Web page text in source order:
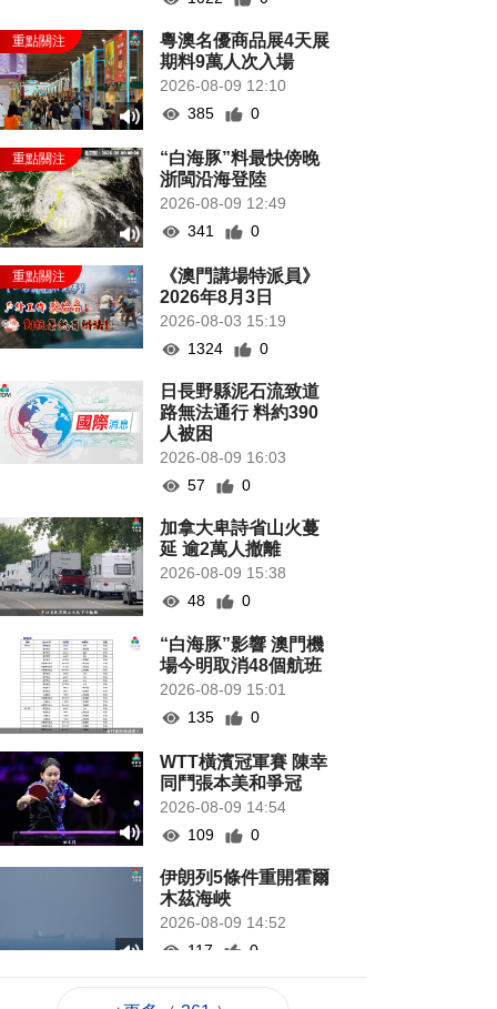
粵澳名優商品展4天展
期料9萬人次入場
2026-08-09 12:10
385
0
“白海豚”料最快傍晚
浙閩沿海登陸
2026-08-09 12:49
341
0
《澳門講場特派員》
2026年8月3日
2026-08-03 15:19
1324
0
日長野縣泥石流致道
路無法通行 料約390
人被困
2026-08-09 16:03
57
0
加拿大卑詩省山火蔓
延 逾2萬人撤離
2026-08-09 15:38
48
0
“白海豚”影響 澳門機
場今明取消48個航班
2026-08-09 15:01
135
0
WTT橫濱冠軍賽 陳幸
同鬥張本美和爭冠
2026-08-09 14:54
109
0
伊朗列5條件重開霍爾
木茲海峽
2026-08-09 14:52
117
0